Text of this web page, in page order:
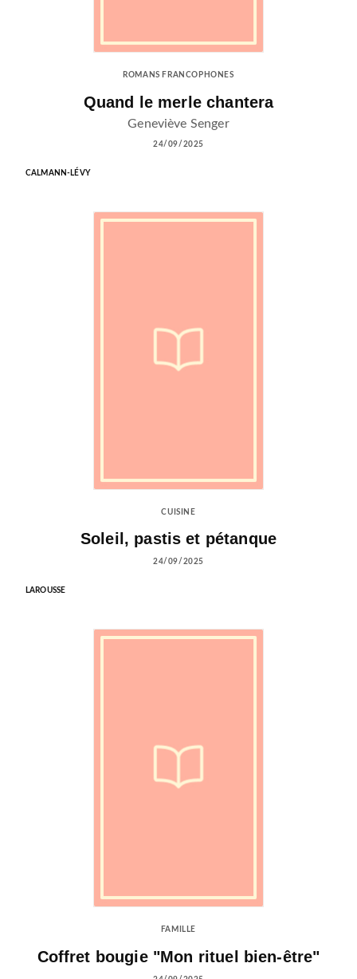
ROMANS FRANCOPHONES
Quand le merle chantera
Geneviève Senger
24/09/2025
CALMANN-LÉVY
CUISINE
Soleil, pastis et pétanque
24/09/2025
LAROUSSE
FAMILLE
Coffret bougie "Mon rituel bien-être"